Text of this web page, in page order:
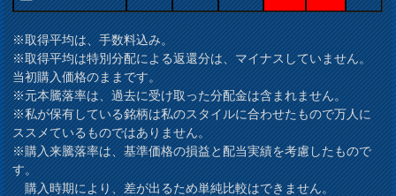
※取得平均は、手数料込み。
※取得平均は特別分配による返還分は、マイナスしていません。
当初購入価格のままです。
※元本騰落率は、過去に受け取った分配金は含まれません。
※私が保有している銘柄は私のスタイルに合わせたもので万人に
ススメているものではありません。
※購入来騰落率は、基準価格の損益と配当実績を考慮したもので
す。
購入時期により、差が出るため単純比較はできません。